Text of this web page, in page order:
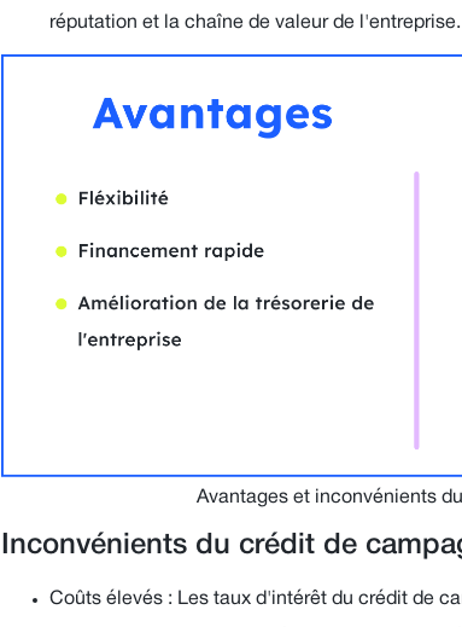
réputation et la chaîne de valeur de l'entreprise.
Avantages et inconvénients
Inconvénients du crédit de
Coûts élevés : Les taux d'intérêt du crédit de